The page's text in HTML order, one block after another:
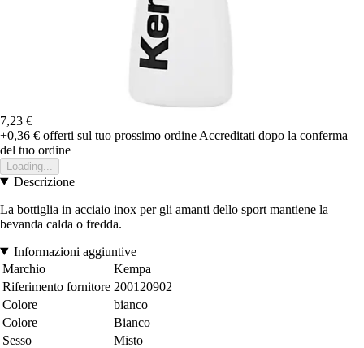
7,23 €
+0,36 € offerti sul tuo prossimo ordine Accreditati dopo la conferma
del tuo ordine
Loading...
Descrizione
La bottiglia in acciaio inox per gli amanti dello sport mantiene la
bevanda calda o fredda.
Informazioni aggiuntive
Marchio
Kempa
Riferimento fornitore 200120902
Colore
bianco
Colore
Bianco
Sesso
Misto